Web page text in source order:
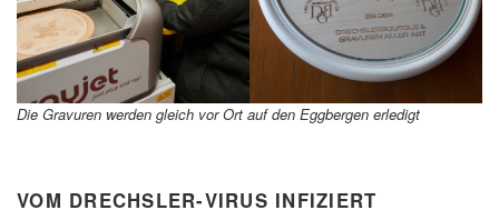
Die Gravuren werden gleich vor Ort auf den Eggbergen erledigt
VOM DRECHSLER-VIRUS INFIZIERT